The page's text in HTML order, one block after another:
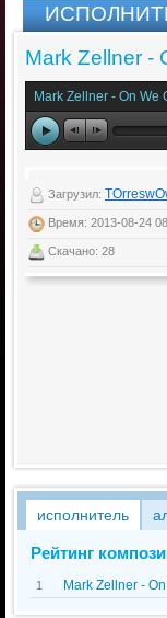
Mark Zellner -
Mark Zellner - On We
Загрузил:
Время: 2013-08-24
Скачано: 28
исполнитель
Рейтинг
1 Mark Zellner -